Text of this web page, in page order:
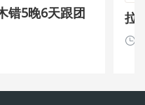
错5晚6天跟团
拉
